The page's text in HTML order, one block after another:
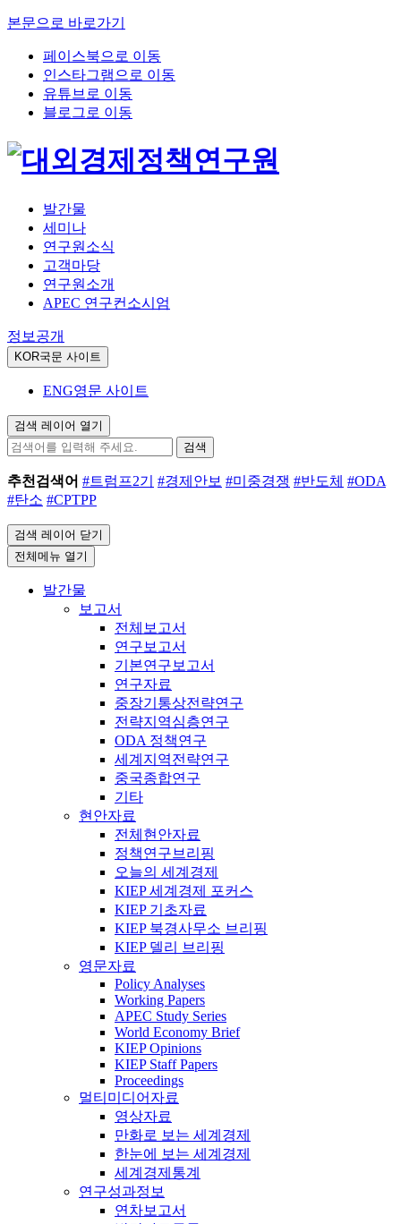
본문으로 바로가기
페이스북으로 이동
인스타그램으로 이동
유튜브로 이동
블로그로 이동
발간물
세미나
연구원소식
고객마당
연구원소개
APEC 연구컨소시엄
정보공개
KOR국문 사이트
ENG영문 사이트
검색 레이어 열기
검색
추천검색어 #트럼프2기 #경제안보 #미중경쟁 #반도체 #ODA
#탄소 #CPTPP
검색 레이어 닫기
전체메뉴 열기
발간물
보고서
전체보고서
연구보고서
기본연구보고서
연구자료
중장기통상전략연구
전략지역심층연구
ODA 정책연구
세계지역전략연구
중국종합연구
기타
현안자료
전체현안자료
정책연구브리핑
오늘의 세계경제
KIEP 세계경제 포커스
KIEP 기초자료
KIEP 북경사무소 브리핑
KIEP 델리 브리핑
영문자료
Policy Analyses
Working Papers
APEC Study Series
World Economy Brief
KIEP Opinions
KIEP Staff Papers
Proceedings
멀티미디어자료
영상자료
만화로 보는 세계경제
한눈에 보는 세계경제
세계경제통계
연구성과정보
연차보고서